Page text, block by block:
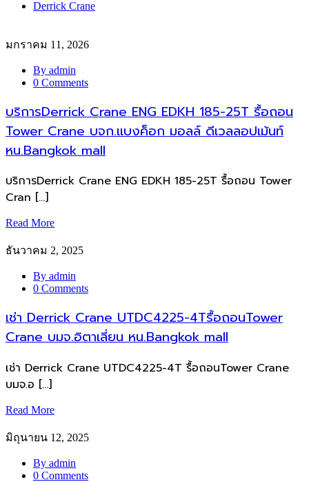
Derrick Crane
มกราคม 11, 2026
By admin
0 Comments
บริการDerrick Crane ENG EDKH 185-25T รื้อถอน
Tower Crane บจก.เเบงค็อก มอลล์ ดีเวลลอปเม้นท์
หน.Bangkok mall
บริการDerrick Crane ENG EDKH 185-25T รื้อถอน Tower
Cran […]
Read More
ธันวาคม 2, 2025
By admin
0 Comments
เช่า Derrick Crane UTDC4225-4Tรื้อถอนTower
Crane บมจ.อิตาเลี่ยน หน.Bangkok mall
เช่า Derrick Crane UTDC4225-4T รื้อถอนTower Crane
บมจ.อ […]
Read More
มิถุนายน 12, 2025
By admin
0 Comments